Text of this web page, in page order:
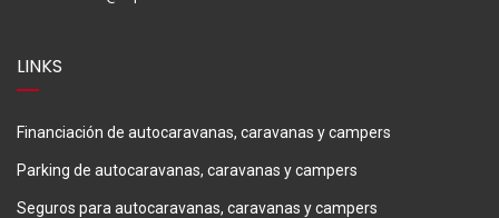
LINKS
Financiación de autocaravanas, caravanas y campers
Parking de autocaravanas, caravanas y campers
Seguros para autocaravanas, caravanas y campers